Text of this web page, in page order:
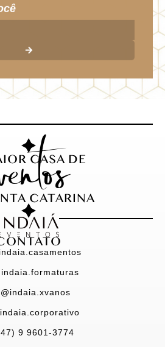
CASA DE
CATARINA
@indaia.xvanos
9 9601-3774